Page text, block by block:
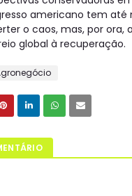
americano tem até
o caos, mas, por ora,
global à recuperação.